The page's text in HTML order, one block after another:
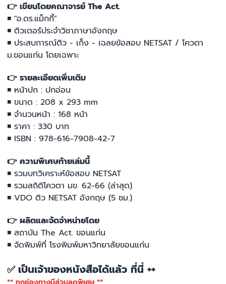
👉 เขียนโดยคณาจารย์ The Act.
◾ "อ.ดร.แม็กกี้"
◾ ติวเตอร์ประจำวิชาภาษาอังกฤษ
◾ ประสบการณ์ติว - เก็ง - เฉลยข้อสอบ NETSAT / โควตา
ม.ขอนแก่น โดยเฉพาะ
👉 รายละเอียดเพิ่มเติม
◾ หน้าปก : ปกอ่อน
◾ ขนาด : 208 x 293 mm
◾ จำนวนหน้า : 168 หน้า
◾ ราคา : 330 บาท
◾ ISBN : 978-616-7908-42-7
👉 ความพิเศษท้ายเล่มนี้
◾ รวมบทวิเคราะห์ข้อสอบ NETSAT
◾ รวมสถิติโควตา มข. 62-66 (ล่าสุด)
◾ VDO ติว NETSAT อังกฤษ (5 ชม.)
👉 ผลิตและจัดจำหน่ายโดย
◾ สถาบัน The Act. ขอนแก่น
◾ จัดพิมพ์ที่ โรงพิมพ์มหาวิทยาลัยขอนแก่น
✅ เป็นเจ้าของหนังสือได้แล้ว ที่นี่ ++